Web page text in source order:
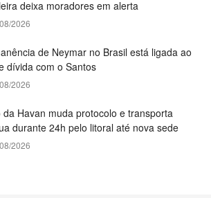
deixa moradores em alerta
2026
de Neymar no Brasil está ligada ao
dívida com o Santos
2026
da Havan muda protocolo e transporta
durante 24h pelo litoral até nova sede
2026